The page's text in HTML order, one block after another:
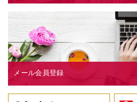
メール会員登録